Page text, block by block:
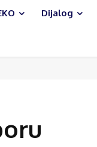
Dijalog